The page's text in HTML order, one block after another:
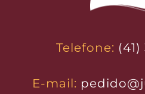
Telefone:
E-mail: